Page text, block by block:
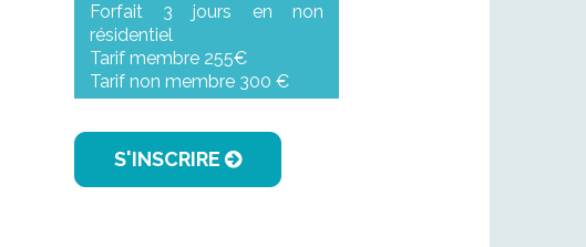
Forfait 3 jours en non
résidentiel
Tarif membre 255€
Tarif non membre 300 €
S'INSCRIRE